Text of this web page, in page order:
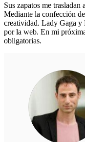
Sus zapatos me trasladan
Mediante la confección
creatividad. Lady Gaga y
por la web. En mi
obligatorias.